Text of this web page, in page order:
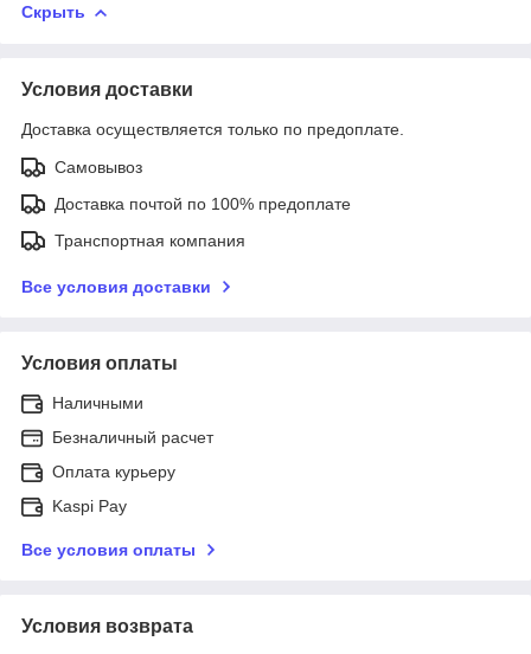
Скрыть
Условия доставки
Доставка осуществляется только по предоплате.
Самовывоз
Доставка почтой по 100% предоплате
Транспортная компания
Все условия доставки
Условия оплаты
Наличными
Безналичный расчет
Оплата курьеру
Kaspi Pay
Все условия оплаты
Условия возврата